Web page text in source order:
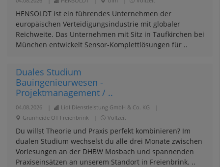
HENSOLDT ist ein führendes Unternehmen der
europäischen Verteidigungsindustrie mit globaler
Reichweite. Das Unternehmen mit Sitz in Taufkirchen bei
München entwickelt Sensor-Komplettlösungen für ..
Duales Studium
Bauingenieurwesen -
Projektmanagement / ..
04.08.2026 Lidl Dienstleistung GmbH & Co. KG
Grünheide OT Freienbrink
Vollzeit
Du willst Theorie und Praxis perfekt kombinieren? Im
dualen Studium wechselst du alle drei Monate zwischen
Vorlesungen an der DHBW Mosbach und spannenden
Praxiseinsätzen an unserem Standort in Freienbrink. ..